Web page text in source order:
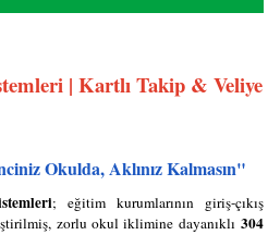
| Kartlı Takip & Veliye
Okulda, Aklınız Kalmasın"
; eğitim kurumlarının giriş-çıkış
zorlu okul iklimine dayanıklı 304